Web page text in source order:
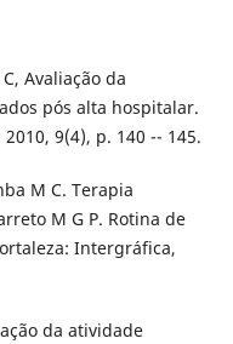
Avaliação da
pós alta hospitalar.
9(4), p. 140 -- 145.
M C. Terapia
M G P. Rotina de
Intergráfica,
da atividade